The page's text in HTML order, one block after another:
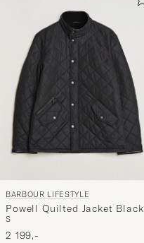
BARBOUR LIFESTYLE
Powell Quilted Jacket Black
S
2 199,-